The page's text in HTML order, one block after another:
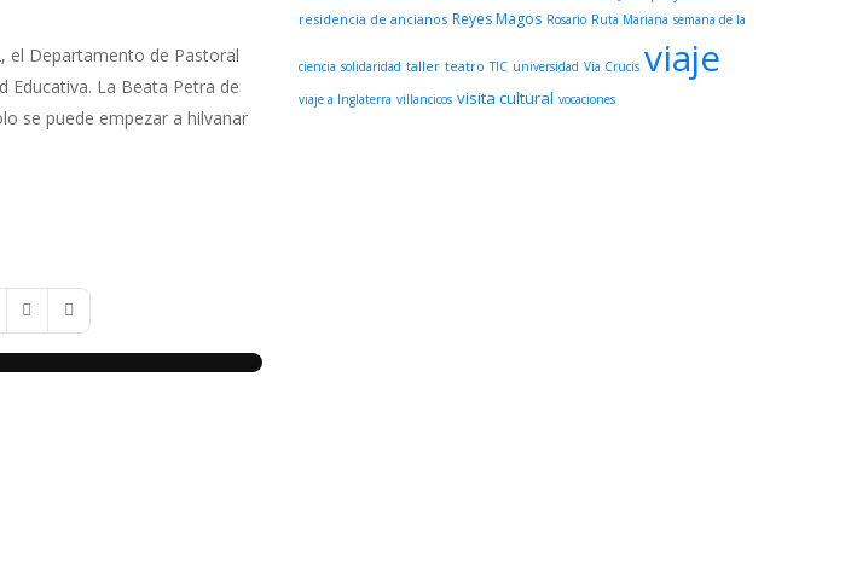
el Departamento de Pastoral
La Beata Petra de
se puede empezar a hilvanar
Next PageLast Page
residencia de ancianos Reyes Magos Rosario Ruta Mariana semana de la
ciencia solidaridad taller teatro TIC universidad Via Crucis viaje
viaje a Inglaterra villancicos visita cultural vocaciones